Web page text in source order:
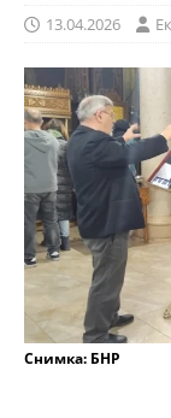
13.04.2026
Снимка: БНР